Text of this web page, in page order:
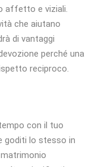
affetto e viziali.
che aiutano
di vantaggi
perché una
reciproco.
con il tuo
goditi lo stesso in